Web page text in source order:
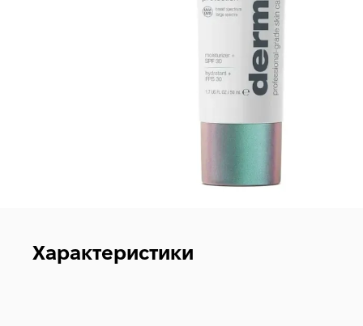
Характеристики